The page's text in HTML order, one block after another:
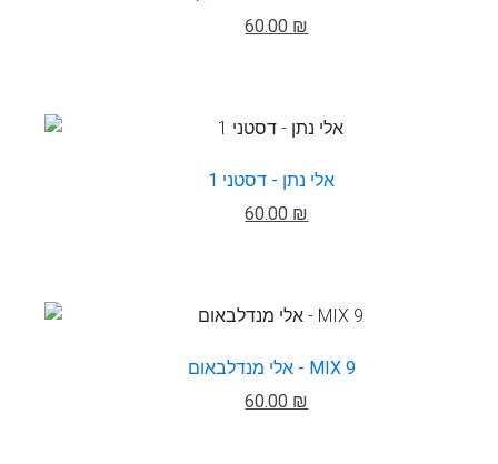
60.00 ₪
אלי נתן - דסטני 1
60.00 ₪
אלי מנדלבאום - MIX 9
60.00 ₪